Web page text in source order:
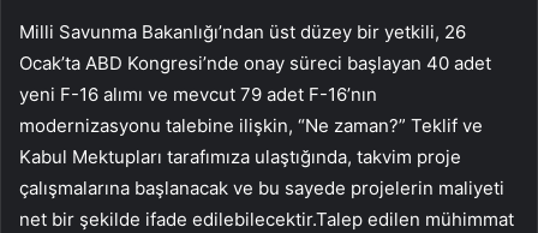
Milli Savunma Bakanlığı’ndan üst düzey bir yetkili, 26
Ocak’ta ABD Kongresi’nde onay süreci başlayan 40 adet
yeni F-16 alımı ve mevcut 79 adet F-16’nın
modernizasyonu talebine ilişkin, “Ne zaman?” Teklif ve
Kabul Mektupları tarafımıza ulaştığında, takvim proje
çalışmalarına başlanacak ve bu sayede projelerin maliyeti
net bir şekilde ifade edilebilecektir.Talep edilen mühimmat